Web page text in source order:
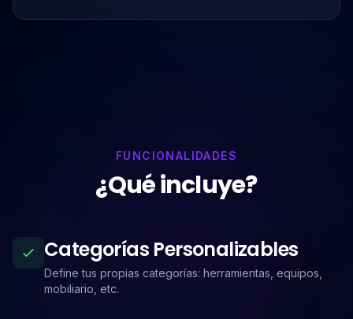
FUNCIONALIDADES
¿Qué incluye?
Categorías Personalizables
Define tus propias categorías: herramientas, equipos,
mobiliario, etc.